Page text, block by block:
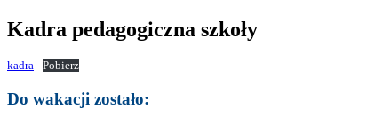
Kadra pedagogiczna szkoły
kadra Pobierz
Do wakacji zostało: